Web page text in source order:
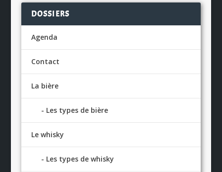
DOSSIERS
Agenda
Contact
La bière
Les types de bière
Le whisky
Les types de whisky